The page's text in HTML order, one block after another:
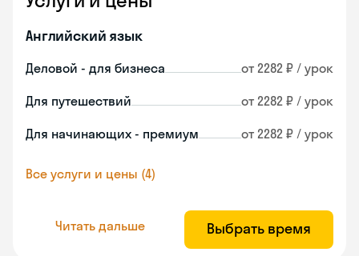
Английский язык
Деловой - для бизнеса от 2282 ₽ / урок
Для путешествий от 2282 ₽ / урок
Для начинающих - премиум от 2282 ₽ / урок
Все услуги и цены (4)
Читать дальше Выбрать время